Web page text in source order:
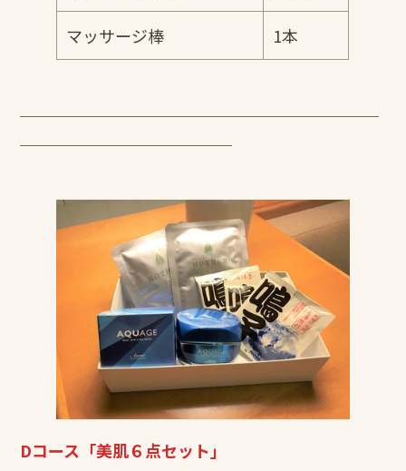
マッサージ棒 1本
￣￣￣￣￣￣￣￣￣￣￣￣￣￣￣￣￣￣￣￣￣￣
￣￣￣￣￣￣￣￣￣￣￣￣￣
Dコース「美肌６点セット」